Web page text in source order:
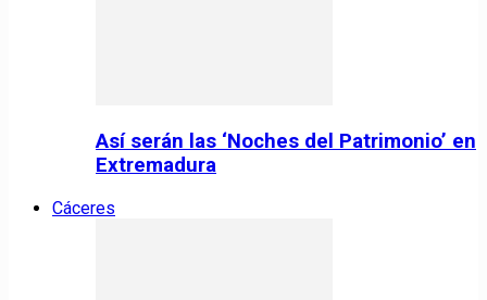
Así serán las ‘Noches del Patrimonio’ en
Extremadura
Cáceres